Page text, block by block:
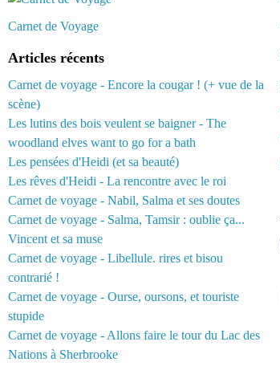
Carnet de Voyage
Articles récents
Carnet de voyage - Encore la cougar ! (+ vue de la
scène)
Les lutins des bois veulent se baigner - The
woodland elves want to go for a bath
Les pensées d'Heidi (et sa beauté)
Les rêves d'Heidi - La rencontre avec le roi
Carnet de voyage - Nabil, Salma et ses doutes
Carnet de voyage - Salma, Tamsir : oublie ça...
Vincent et sa muse
Carnet de voyage - Libellule. rires et bisou
contrarié !
Carnet de voyage - Ourse, oursons, et touriste
stupide
Carnet de voyage - Allons faire le tour du Lac des
Nations à Sherbrooke